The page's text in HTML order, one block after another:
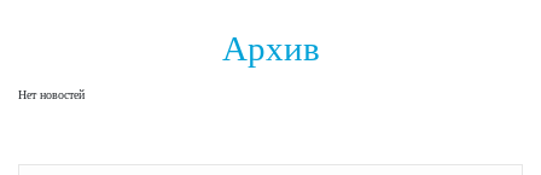
Архив
Нет новостей